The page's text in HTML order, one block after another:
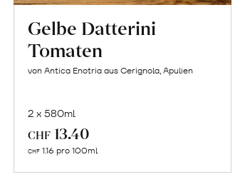
Gelbe Datterini
Tomaten
von Antica Enotria aus Cerignola, Apulien
2 x 580ml
CHF 13.40
CHF 1.16 pro 100ml
Warenkorb